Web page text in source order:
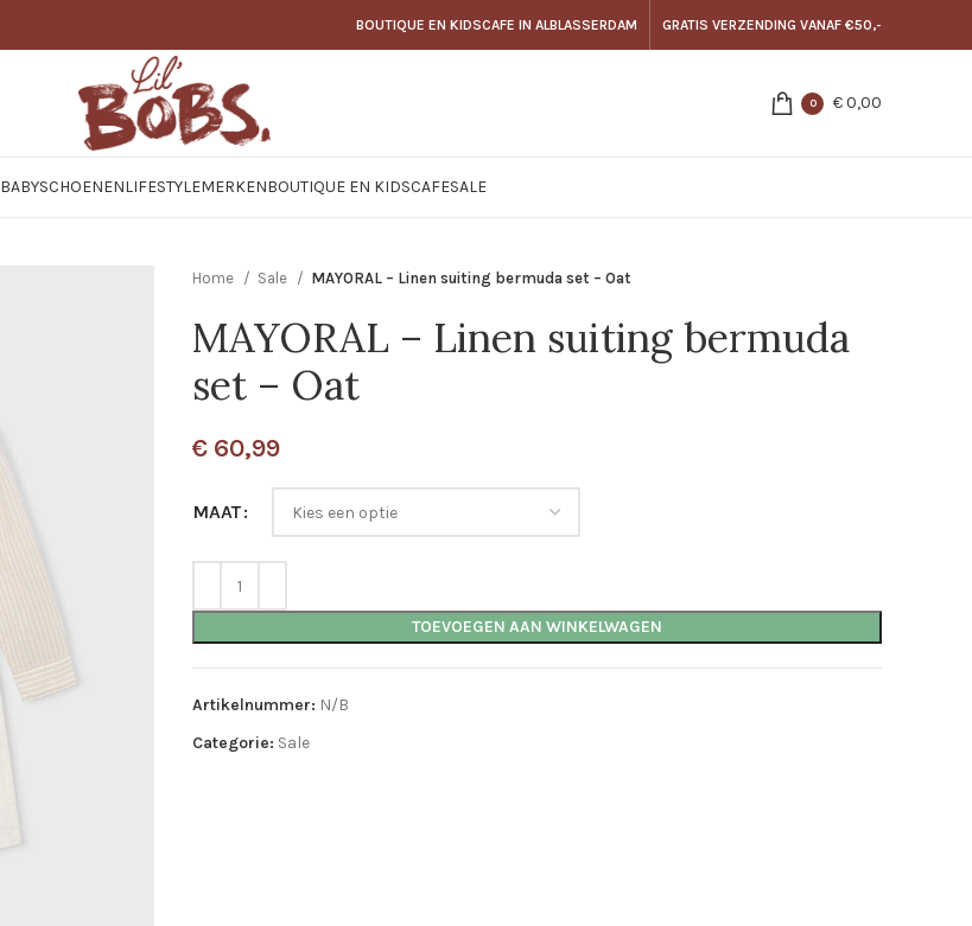
BOUTIQUE EN KIDSCAFE IN ALBLASSERDAM GRATIS VERZENDING VANAF €50,-
0 €0,00
BABYSCHOENENLIFESTYLEMERKENBOUTIQUE EN KIDSCAFESALE
Home Sale MAYORAL – Linen suiting bermuda set – Oat
MAYORAL – Linen suiting bermuda
set – Oat
€ 60,99
MAAT
TOEVOEGEN AAN WINKELWAGEN
Artikelnummer: N/B
Categorie: Sale